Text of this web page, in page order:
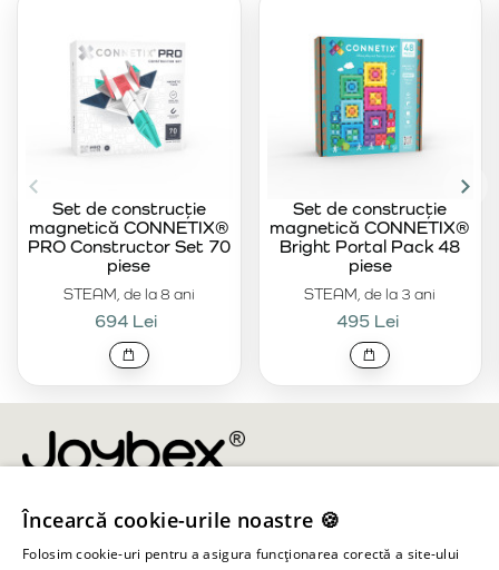
STEAM, de la 8 ani
Set de construcție
magnetică CONNETIX®
PRO Constructor Set 70
piese
694 Lei
STEAM, de la 3 ani
Set de construcție
magnetică CONNETIX®
Bright Portal Pack 48
piese
495 Lei
info@joybex.ro
Încearcă cookie-urile noastre 🍪
Folosim cookie-uri pentru a asigura funcționarea corectă a site-ului